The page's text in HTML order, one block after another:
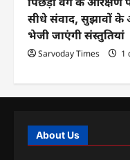
सीधे संवाद, सुझावों के
भेजी जाएंगी संस्तुतियां
Sarvoday Times 1
About Us